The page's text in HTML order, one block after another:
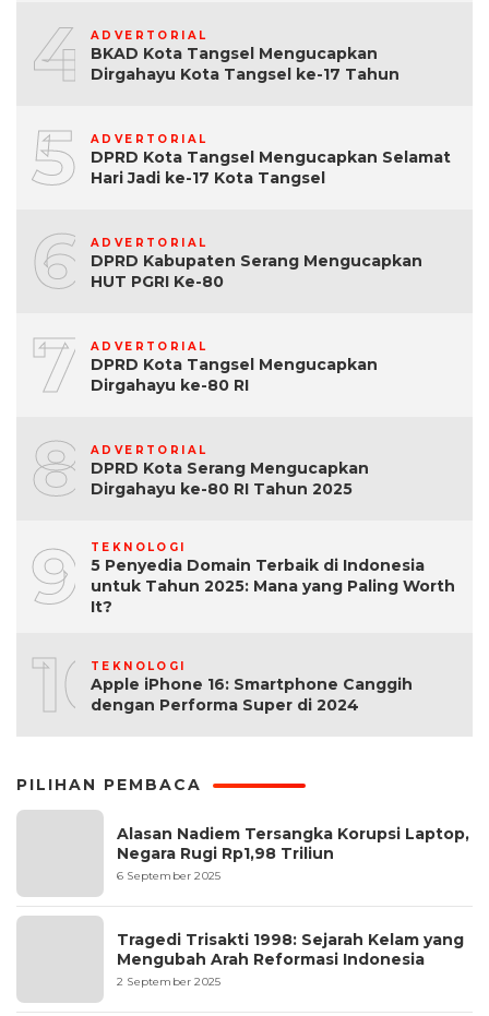
4 ADVERTORIAL
BKAD Kota Tangsel Mengucapkan
Dirgahayu Kota Tangsel ke-17 Tahun
5 ADVERTORIAL
DPRD Kota Tangsel Mengucapkan Selamat
Hari Jadi ke-17 Kota Tangsel
6 ADVERTORIAL
DPRD Kabupaten Serang Mengucapkan
HUT PGRI Ke-80
7 ADVERTORIAL
DPRD Kota Tangsel Mengucapkan
Dirgahayu ke-80 RI
8 ADVERTORIAL
DPRD Kota Serang Mengucapkan
Dirgahayu ke-80 RI Tahun 2025
9 TEKNOLOGI
5 Penyedia Domain Terbaik di Indonesia
untuk Tahun 2025: Mana yang Paling Worth
It?
10TEKNOLOGI
Apple iPhone 16: Smartphone Canggih
dengan Performa Super di 2024
PILIHAN PEMBACA
Alasan Nadiem Tersangka Korupsi Laptop,
Negara Rugi Rp1,98 Triliun
6 September 2025
Tragedi Trisakti 1998: Sejarah Kelam yang
Mengubah Arah Reformasi Indonesia
2 September 2025